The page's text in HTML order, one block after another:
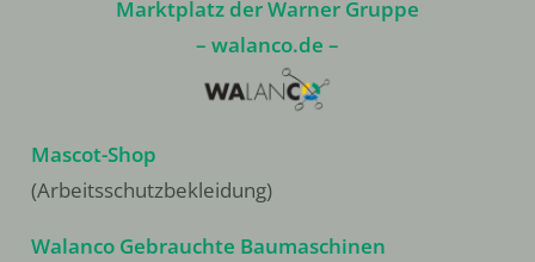
Marktplatz der Warner Gruppe
– walanco.de –
Mascot-Shop
(Arbeitsschutzbekleidung)
Walanco Gebrauchte Baumaschinen